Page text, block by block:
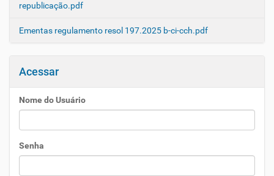
republicação.pdf
Ementas regulamento resol 197.2025 b-ci-cch.pdf
Acessar
Nome do Usuário
Senha